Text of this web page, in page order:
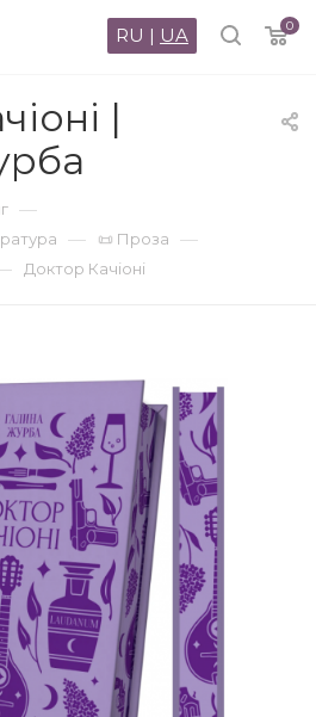
0
RU | UA
|
—
— 📜 Проза —
Доктор Качіоні